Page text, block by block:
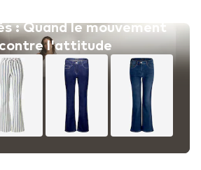
: Quand le mouvement
l'attitude